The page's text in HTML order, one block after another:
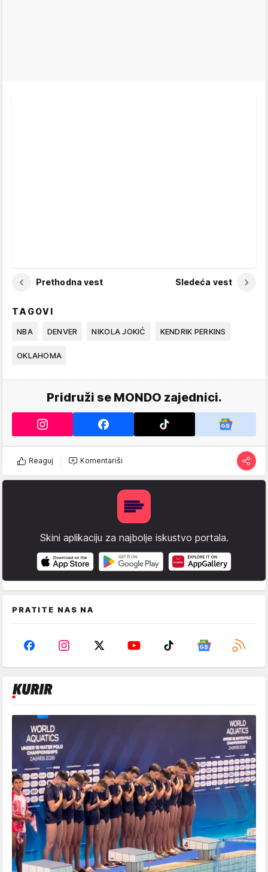
Prethodna vest Sledeća vest
TAGOVI
NBA DENVER NIKOLA JOKIĆ KENDRIK PERKINS
OKLAHOMA
Pridruži se MONDO zajednici.
Reaguj Komentariši
Skini aplikaciju za najbolje iskustvo portala.
PRATITE NAS NA